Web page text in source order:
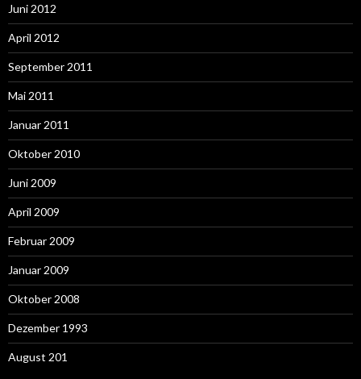
Juni 2012
April 2012
September 2011
Mai 2011
Januar 2011
Oktober 2010
Juni 2009
April 2009
Februar 2009
Januar 2009
Oktober 2008
Dezember 1993
August 201